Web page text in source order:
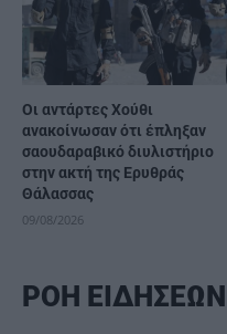
Οι αντάρτες Χούθι
ανακοίνωσαν ότι έπληξαν
σαουδαραβικό διυλιστήριο
στην ακτή της Ερυθράς
Θάλασσας
09/08/2026
ΡΟΗ ΕΙΔΗΣΕΩΝ